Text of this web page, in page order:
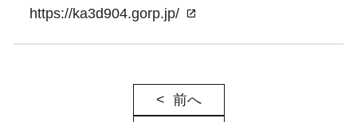
https://ka3d904.gorp.jp/
前へ